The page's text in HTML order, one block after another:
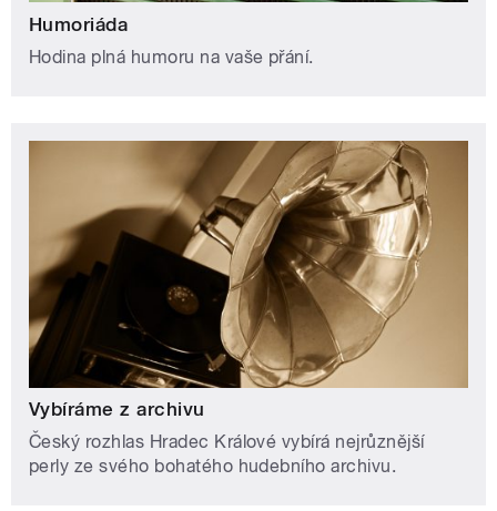
Humoriáda
Hodina plná humoru na vaše přání.
Vybíráme z archivu
Český rozhlas Hradec Králové vybírá nejrůznější
perly ze svého bohatého hudebního archivu.